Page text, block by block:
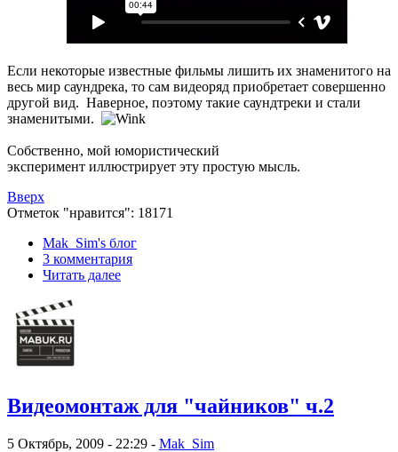
Если некоторые известные фильмы лишить их знаменитого на
весь мир саундрека, то сам видеоряд приобретает совершенно
другой вид. Наверное, поэтому такие саундтреки и стали
знаменитыми.
Собственно, мой юмористический
эксперимент иллюстрирует эту простую мысль.
Вверх
Отметок "нравится": 18171
Mak_Sim's блог
3 комментария
Читать далее
Видеомонтаж для "чайников" ч.2
5 Октябрь, 2009 - 22:29 - Mak_Sim